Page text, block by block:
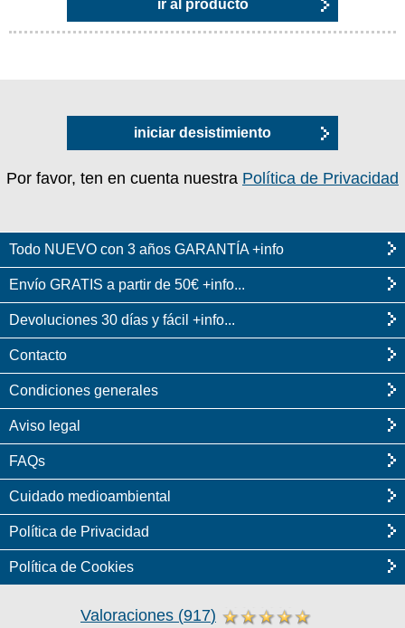
ir al producto
iniciar desistimiento
Por favor, ten en cuenta nuestra Política de Privacidad
Todo NUEVO con 3 años GARANTÍA +info
Envío GRATIS a partir de 50€ +info...
Devoluciones 30 días y fácil +info...
Contacto
Condiciones generales
Aviso legal
FAQs
Cuidado medioambiental
Política de Privacidad
Política de Cookies
Valoraciones (917)